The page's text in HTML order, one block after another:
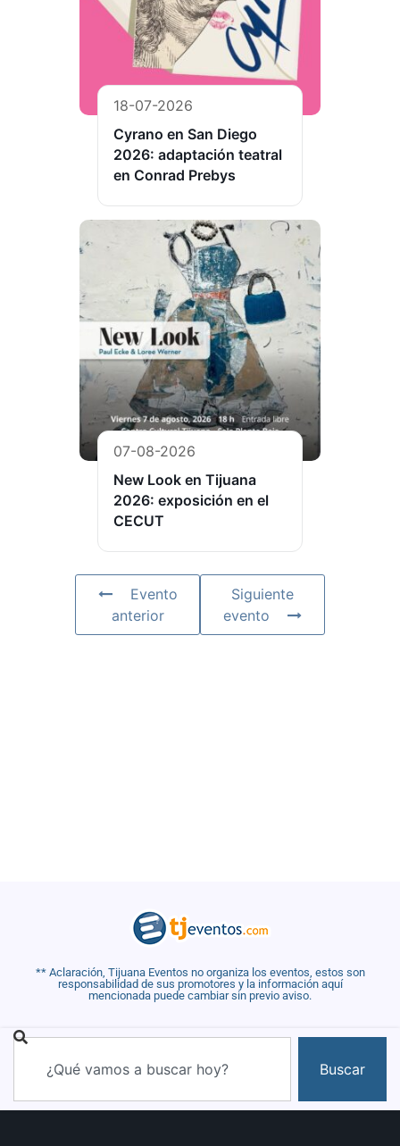
18-07-2026
Cyrano en San Diego
2026: adaptación teatral
en Conrad Prebys
07-08-2026
New Look en Tijuana
2026: exposición en el
CECUT
Evento
anterior
Siguiente
evento
** Aclaración, Tijuana Eventos no organiza los eventos, estos son
responsabilidad de sus promotores y la información aquí
mencionada puede cambiar sin previo aviso.
Buscar